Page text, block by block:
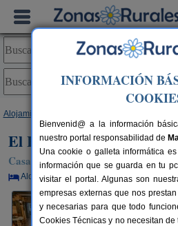
Alojamientos
El Herrero de Pollos
Casa Rural en Pollos (Valladolid)
Alquiler por habitaciones 6 plazas
INFORMACIÓN
Bienvenid@ a la información
nuestro portal responsabilidad de
Una cookie o galleta informática
información que se guarda en tu
visitar el portal. Algunas son
empresas externas que nos
y necesarias para que todo
Cookies Técnicas y no necesitan